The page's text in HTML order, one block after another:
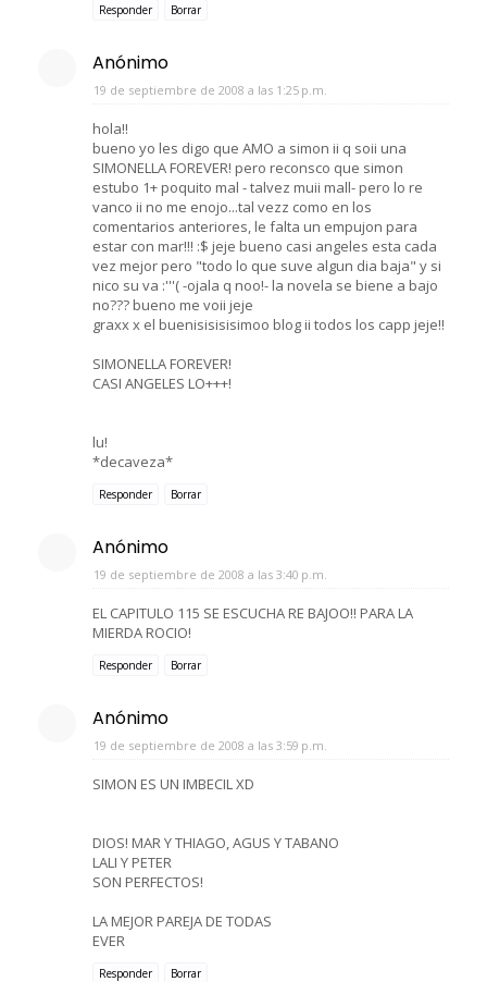
Responder Borrar
Anónimo
19 de septiembre de 2008 a las 1:25 p.m.
hola!!
bueno yo les digo que AMO a simon ii q soii una
SIMONELLA FOREVER! pero reconsco que simon
estubo 1+ poquito mal - talvez muii mall- pero lo re
vanco ii no me enojo...tal vezz como en los
comentarios anteriores, le falta un empujon para
estar con mar!!! :$ jeje bueno casi angeles esta cada
vez mejor pero "todo lo que suve algun dia baja" y si
nico su va :'''( -ojala q noo!- la novela se biene a bajo
no??? bueno me voii jeje
graxx x el buenisisisisimoo blog ii todos los capp jeje!!
SIMONELLA FOREVER!
CASI ANGELES LO+++!
lu!
*decaveza*
Responder Borrar
Anónimo
19 de septiembre de 2008 a las 3:40 p.m.
EL CAPITULO 115 SE ESCUCHA RE BAJOO!! PARA LA
MIERDA ROCIO!
Responder Borrar
Anónimo
19 de septiembre de 2008 a las 3:59 p.m.
SIMON ES UN IMBECIL XD
DIOS! MAR Y THIAGO, AGUS Y TABANO
LALI Y PETER
SON PERFECTOS!
LA MEJOR PAREJA DE TODAS
EVER
Responder Borrar